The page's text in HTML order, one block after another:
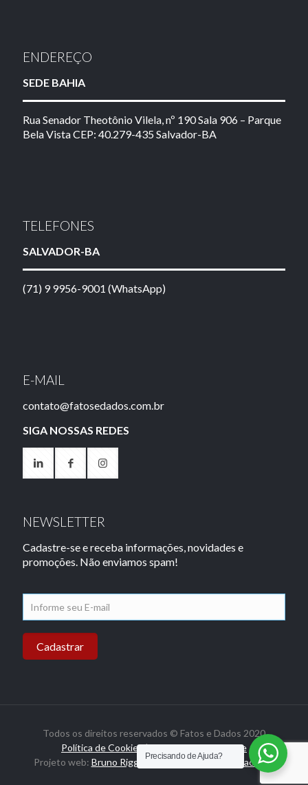
ENDEREÇO
SEDE BAHIA
Rua Senador Theotônio Vilela, nº 190 Sala 906 – Parque
Bela Vista CEP: 40.279-435 Salvador-BA
TELEFONES
SALVADOR-BA
(71) 9 9956-9001 (WhatsApp)
E-MAIL
contato@fatosedados.com.br
SIGA NOSSAS REDES
NEWSLETTER
Cadastre-se e receba informações, novidades e
promoções. Não enviamos spam!
Todos os direitos reservados © Fatos e Dados 2020
Política de Cookies|Política de Privacidade
Projeto web: Bruno Riggs TecnologiaeLuciano Pacheco
Precisando de Ajuda?